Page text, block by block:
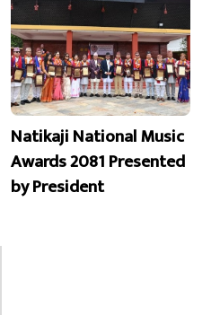
Natikaji National Music
Awards 2081 Presented
by President